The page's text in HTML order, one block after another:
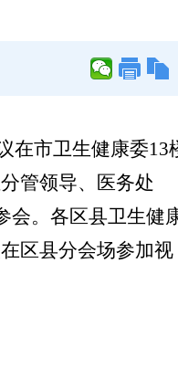
在市卫生健康委13
管领导、医务处
会。各区县卫生健
区县分会场参加视